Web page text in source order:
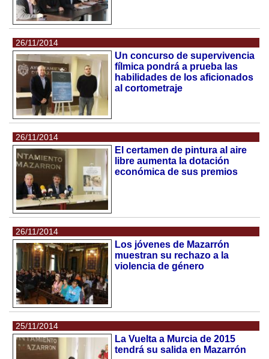
26/11/2014
Un concurso de supervivencia
fílmica pondrá a prueba las
habilidades de los aficionados
al cortometraje
26/11/2014
El certamen de pintura al aire
libre aumenta la dotación
económica de sus premios
26/11/2014
Los jóvenes de Mazarrón
muestran su rechazo a la
violencia de género
25/11/2014
La Vuelta a Murcia de 2015
tendrá su salida en Mazarrón